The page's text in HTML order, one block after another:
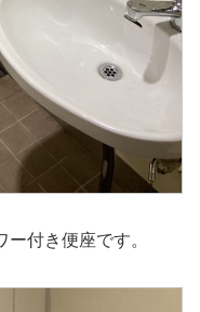
付き便座です。